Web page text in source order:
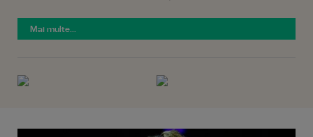
Mai multe...